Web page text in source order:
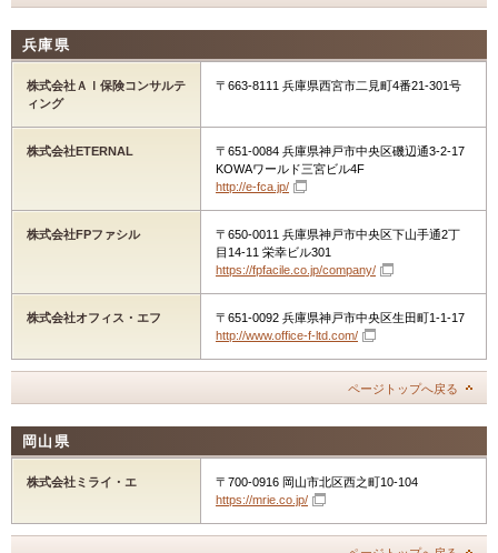
兵庫県
株式会社ＡＩ保険コンサルテ
ィング
〒663-8111 兵庫県西宮市二見町4番21-301号
株式会社ETERNAL
〒651-0084 兵庫県神戸市中央区磯辺通3-2-17
KOWAワールド三宮ビル4F
http://e-fca.jp/
株式会社FPファシル
〒650-0011 兵庫県神戸市中央区下山手通2丁
目14-11 栄幸ビル301
https://fpfacile.co.jp/company/
株式会社オフィス・エフ
〒651-0092 兵庫県神戸市中央区生田町1-1-17
http://www.office-f-ltd.com/
ページトップへ戻る
岡山県
株式会社ミライ・エ
〒700-0916 岡山市北区西之町10-104
https://mrie.co.jp/